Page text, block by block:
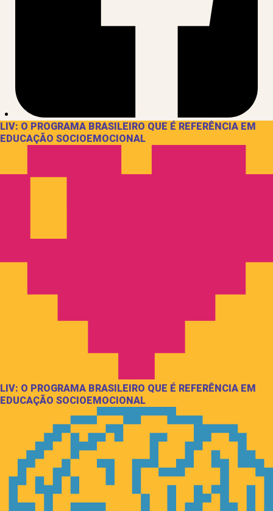
LIV: O PROGRAMA BRASILEIRO QUE É REFERÊNCIA EM
EDUCAÇÃO SOCIOEMOCIONAL
LIV: O PROGRAMA BRASILEIRO QUE É REFERÊNCIA EM
EDUCAÇÃO SOCIOEMOCIONAL